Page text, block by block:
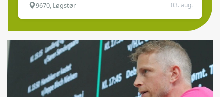
9670, Løgstør 03. aug.